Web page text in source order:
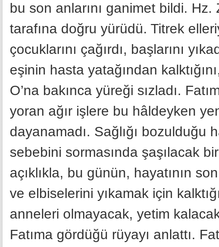
bu son anlarını ganimet bildi.
tarafına doğru yürüdü. Titrek
çocuklarını çağırdı, başlarını
eşinin hasta yatağından
O’na bakınca yüreği sızladı.
yoran ağır işlere bu hâldeyken
dayanamadı. Sağlığı bozulduğu
sebebini sormasında şaşılacak
açıklıkla, bu günün, hayatının
ve elbiselerini yıkamak için
anneleri olmayacak, yetim
Fatıma gördüğü rüyayı anlattı.